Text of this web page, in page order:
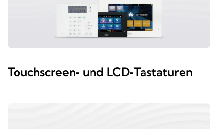
Touchscreen‑ und LCD‑Tastaturen